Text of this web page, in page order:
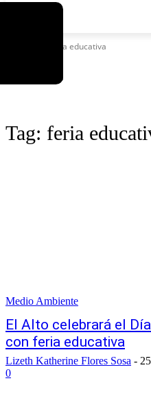
Feria educativa
Tag: feria
Medio Ambiente
El Alto celebrará el
con feria educativa
Lizeth Katherine Flores Sosa -
0